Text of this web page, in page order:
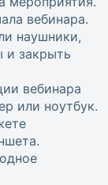
вебинара.
наушники,
и закрыть
вебинара
или ноутбук.